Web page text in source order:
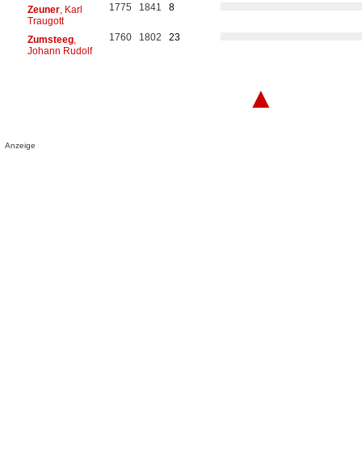
Zeuner, Karl
Traugott
1775 1841 8
Zumsteeg,
Johann Rudolf
1760 1802 23
▲
Anzeige